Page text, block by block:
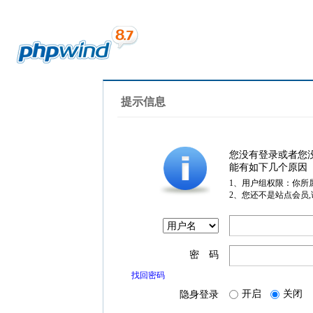
提示信息
您没有登录或者您
能有如下几个原因
1、用户组权限：你所
2、您还不是站点会员
密 码
找回密码
隐身登录 开启 关闭